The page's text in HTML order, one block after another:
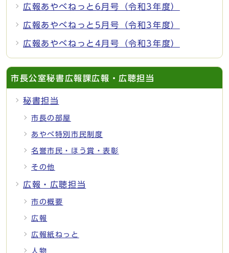
広報あやべねっと6月号（令和3年度）
広報あやべねっと5月号（令和3年度）
広報あやべねっと4月号（令和3年度）
市長公室秘書広報課広報・広聴担当
秘書担当
市長の部屋
あやべ特別市民制度
名誉市民・ほう賞・表彰
その他
広報・広聴担当
市の概要
広報
広報紙ねっと
人物